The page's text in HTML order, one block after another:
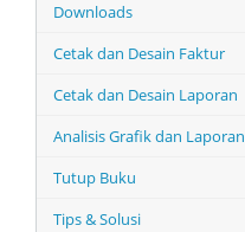
Downloads
Cetak dan Desain Faktur
Cetak dan Desain Laporan
Analisis Grafik dan Laporan
Tutup Buku
Tips & Solusi